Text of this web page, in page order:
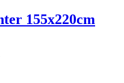
155x220cm